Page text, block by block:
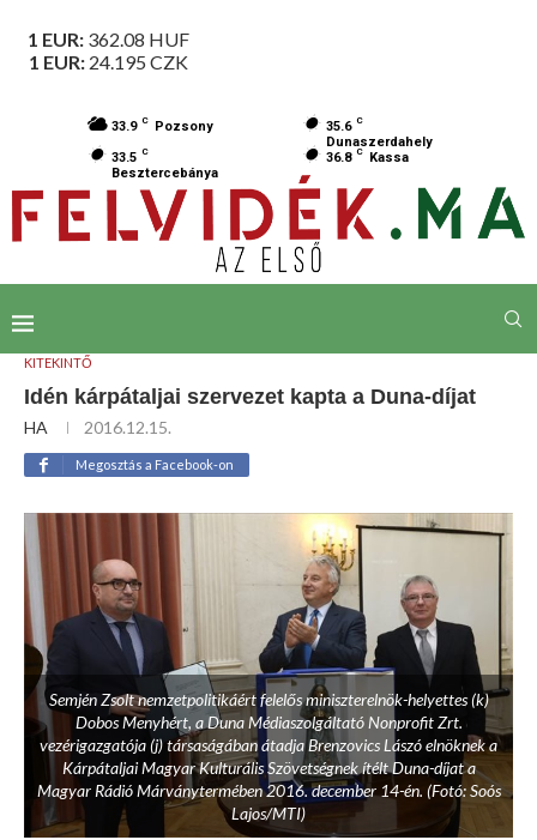
1 EUR: 362.08 HUF
1 EUR: 24.195 CZK
33.9 C Pozsony 35.6 C
Dunaszerdahely
33.5 C
Besztercebánya
36.8 C Kassa
KITEKINTŐ
Idén kárpátaljai szervezet kapta a Duna-díjat
HA 2016.12.15.
Megosztás a Facebook-on
Semjén Zsolt nemzetpolitikáért felelős miniszterelnök-helyettes (k)
Dobos Menyhért, a Duna Médiaszolgáltató Nonprofit Zrt.
vezérigazgatója (j) társaságában átadja Brenzovics Lászó elnöknek a
Kárpátaljai Magyar Kulturális Szövetségnek ítélt Duna-díjat a
Magyar Rádió Márványtermében 2016. december 14-én. (Fotó: Soós
Lajos/MTI)